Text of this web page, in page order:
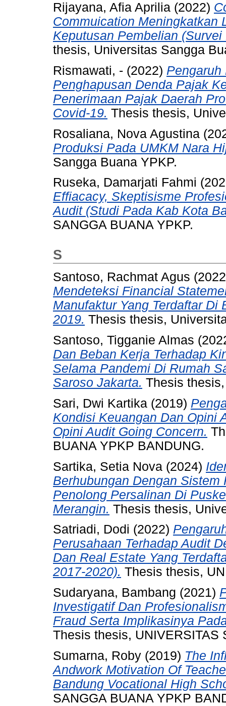
Rijayana, Afia Aprilia (2022)
Commuication Meningkatkan
Keputusan Pembelian
thesis, Universitas Sangga
Rismawati, - (2022) Pengaruh
Penghapusan Denda Pajak
Penerimaan Pajak Daerah
Covid-19. Thesis thesis,
Rosaliana, Nova Agustina
Produksi Pada UMKM Nara
Sangga Buana YPKP.
Ruseka, Damarjati Fahmi
Effiacacy, Skeptisisme
Audit (Studi Pada Kab Kota
SANGGA BUANA YPKP.
S
Santoso, Rachmat Agus
Mendeteksi Financial
Manufaktur Yang Terdaftar Di
2019. Thesis thesis,
Santoso, Tigganie Almas
Dan Beban Kerja Terhadap
Selama Pandemi Di Rumah
Saroso Jakarta. Thesis
Sari, Dwi Kartika (2019)
Kondisi Keuangan Dan Opini
Opini Audit Going Concern.
BUANA YPKP BANDUNG.
Sartika, Setia Nova (2024)
Berhubungan Dengan
Penolong Persalinan Di
Merangin. Thesis thesis,
Satriadi, Dodi (2022)
Perusahaan Terhadap Audit
Dan Real Estate Yang
2017-2020). Thesis thesis,
Sudaryana, Bambang (2021)
Investigatif Dan
Fraud Serta Implikasinya
Thesis thesis, UNIVERSITAS
Sumarna, Roby (2019) The
Andwork Motivation Of
Bandung Vocational High
SANGGA BUANA YPKP